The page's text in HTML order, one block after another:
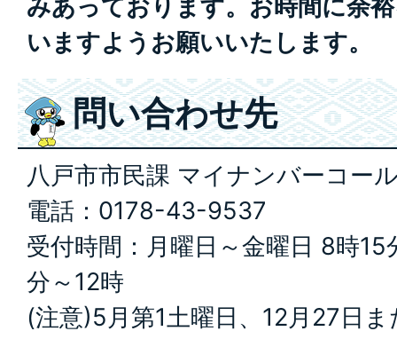
みあっております。お時間に余
いますようお願いいたします。
問い合わせ先
八戸市市民課 マイナンバーコー
電話：0178-43-9537
受付時間：月曜日～金曜日 8時
分～12時
(注意)5月第1土曜日、12月27日